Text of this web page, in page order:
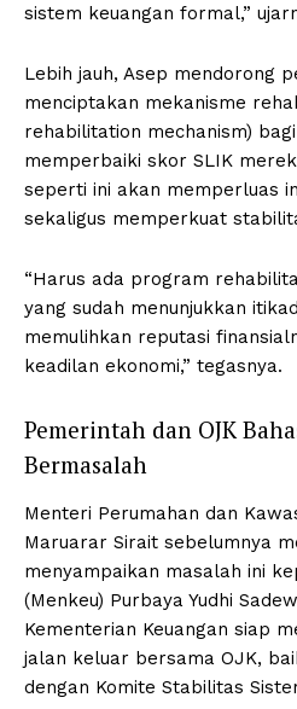
sistem keuangan formal,”
Lebih jauh, Asep mendorong
menciptakan mekanisme
rehabilitation mechanism)
memperbaiki skor SLIK
seperti ini akan memperluas
sekaligus memperkuat
“Harus ada program
yang sudah menunjukkan
memulihkan reputasi
keadilan ekonomi,” tegasnya.
Pemerintah dan OJK
Bermasalah
Menteri Perumahan dan
Maruarar Sirait sebelumnya
menyampaikan masalah ini
(Menkeu) Purbaya Yudhi
Kementerian Keuangan siap
jalan keluar bersama OJK,
dengan Komite Stabilitas